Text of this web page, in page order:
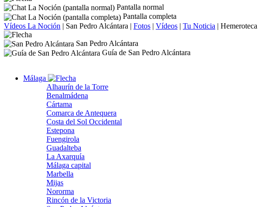
Pantalla normal
Pantalla completa
Vídeos La Noción | San Pedro Alcántara | Fotos | Vídeos | Tu Noticia | Hemeroteca
San Pedro Alcántara
Guía de San Pedro Alcántara
Málaga
Alhaurín de la Torre
Benalmádena
Cártama
Comarca de Antequera
Costa del Sol Occidental
Estepona
Fuengirola
Guadalteba
La Axarquía
Málaga capital
Marbella
Mijas
Nororma
Rincón de la Victoria